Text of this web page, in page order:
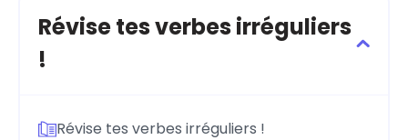
Révise tes verbes irréguliers
!
Révise tes verbes irréguliers !